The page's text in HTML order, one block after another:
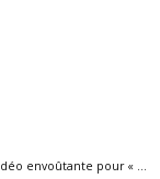
David Holysin dévoile une vidéo envoûtante pour « A Night in the Desert »